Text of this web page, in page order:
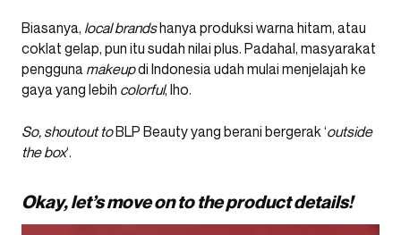
Biasanya, local brandshanya produksi warna hitam, atau
coklat gelap, pun itu sudah nilai plus. Padahal, masyarakat
pengguna makeupdi Indonesia udah mulai menjelajah ke
gaya yang lebih colorful, lho.
So, shoutout toBLP Beauty yang berani bergerak ‘outside
the box‘.
Okay, let’s move on to the product details!